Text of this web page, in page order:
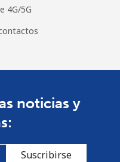
4G/5G
noticias y
Suscribirse